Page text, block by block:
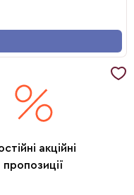
акційні
пропозиції